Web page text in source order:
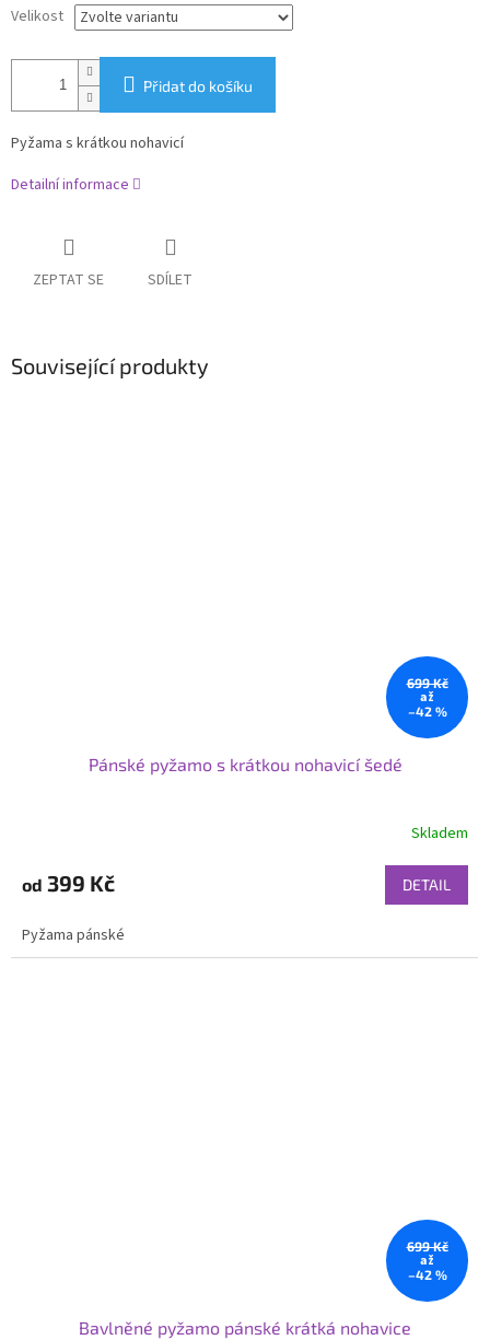
Velikost
Přidat do košíku
Pyžama s krátkou nohavicí
Detailní informace
ZEPTAT SE SDÍLET
Související produkty
699 Kč
až
–42 %
Pánské pyžamo s krátkou nohavicí šedé
Skladem
od 399 Kč DETAIL
Pyžama pánské
699 Kč
až
–42 %
Bavlněné pyžamo pánské krátká nohavice